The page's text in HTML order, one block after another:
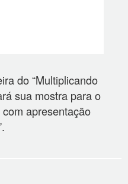
do “Multiplicando
sua mostra para o
apresentação